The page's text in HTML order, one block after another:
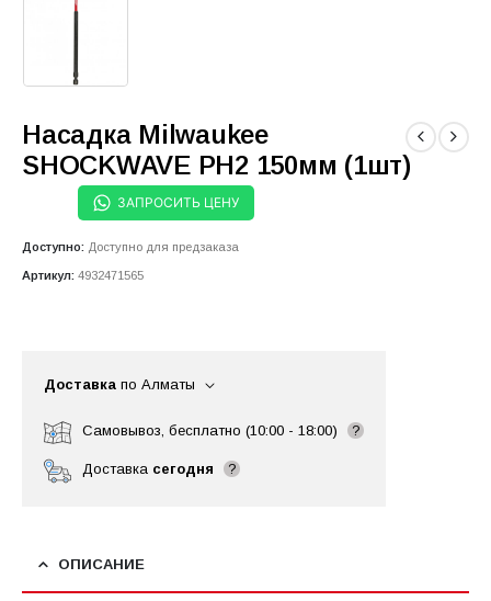
Насадка Milwaukee
SHOCKWAVE PH2 150мм (1шт)
ЗАПРОСИТЬ ЦЕНУ
Доступно: Доступно для предзаказа
Артикул: 4932471565
Доставка по Алматы
Самовывоз, бесплатно (10:00 - 18:00) ?
Доставка сегодня ?
ОПИСАНИЕ